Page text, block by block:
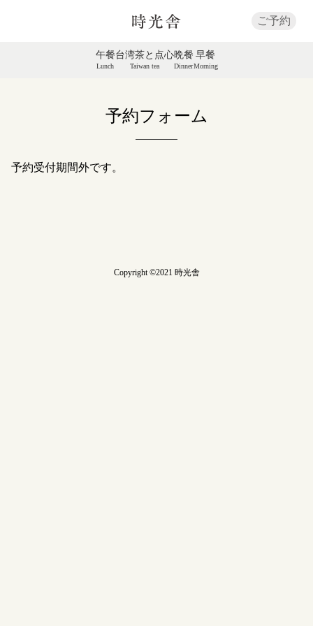
ご予約
午餐
Lunch
台湾茶と点心
Taiwan tea
晩餐
Dinner
早餐
Morning
予約フォーム
予約受付期間外です。
Copyright ©2021 時光舎